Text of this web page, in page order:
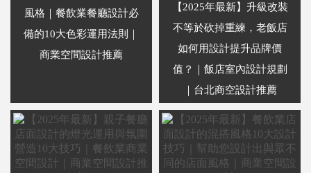
風格｜餐飲業餐廳設計必
備的10大色彩運用法則｜
商業空間設計推薦
【2025年最新】升級改裝
不等於砍掉重練，老飯店
如何用設計提升品牌價
值？｜飯店室內設計規劃
｜台北商空設計推薦